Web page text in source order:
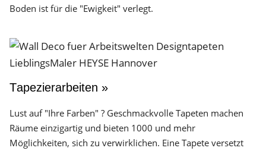
Boden ist für die "Ewigkeit" verlegt.
Tapezierarbeiten »
Lust auf "Ihre Farben" ? Geschmackvolle Tapeten machen
Räume einzigartig und bieten 1000 und mehr
Möglichkeiten, sich zu verwirklichen. Eine Tapete versetzt